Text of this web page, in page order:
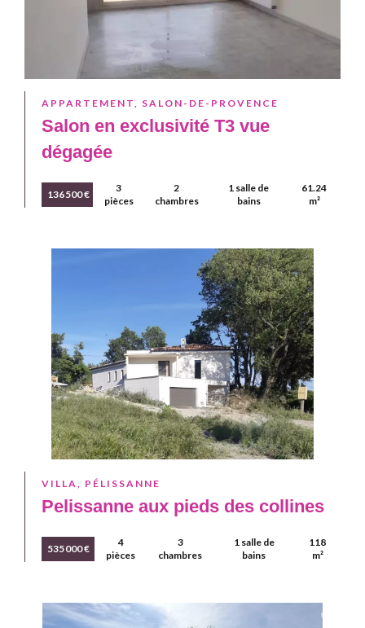
APPARTEMENT, SALON-DE-PROVENCE
Salon en exclusivité T3 vue
dégagée
136 500 €
3
pièces
2
chambres
1 salle de
bains
61.24
m²
VILLA, PÉLISSANNE
Pelissanne aux pieds des collines
535 000 €
4
pièces
3
chambres
1 salle de
bains
118
m²